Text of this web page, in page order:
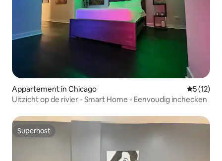
Appartement in Chicago
5 (12)
Uitzicht op de rivier - Smart Home - Eenvoudig inchecken
Superhost
Superhost